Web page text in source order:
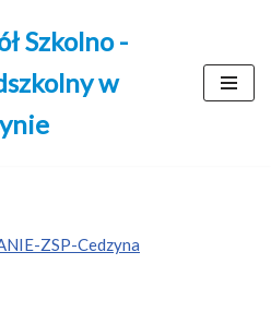
Szkolno -
w
ZSP-Cedzyna